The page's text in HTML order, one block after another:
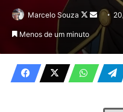
Marcelo Souza
Follow
on
X
Mande
um
e-
Menos de um minuto